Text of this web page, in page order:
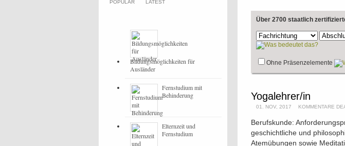
Über 2700 staatlich
Ohne Präsenzelemente
Yogalehrer/in
01. NOV, 2017 KOMMENTARE
Berufskunde:
geschichtliche und
Atemübungen sowie
POPULAR LATEST
Bildungsmöglichkeiten für
Ausländer
Fernstudium mit
Behinderung
Elternzeit und
Fernstudium